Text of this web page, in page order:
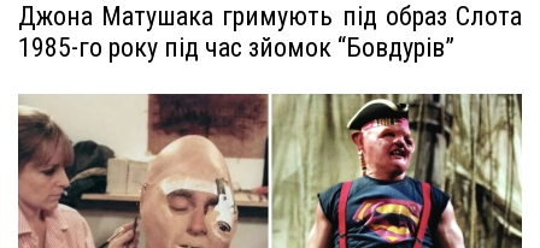
Джона Матушака гримують під образ Слота
1985-го року під час зйомок “Бовдурів”